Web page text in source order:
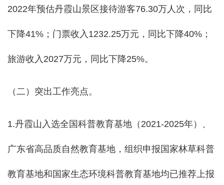
2022年预估丹霞山景区接待游客76.30万人次，同比
下降41%；门票收入1232.25万元，同比下降40%；
旅游收入2027万元，同比下降25%。
（二）突出工作亮点。
1.丹霞山入选全国科普教育基地（2021-2025年）、
广东省高品质自然教育基地，组织申报国家林草科普
教育基地和国家生态环境科普教育基地均已推荐上报